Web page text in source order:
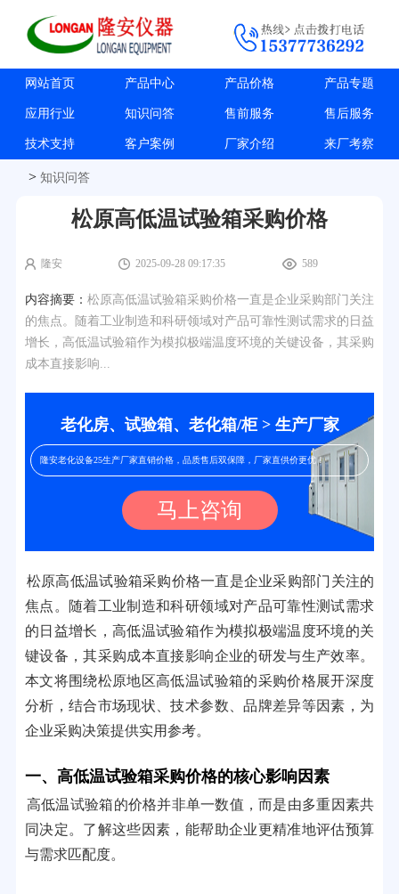
网站首页 产品中心 产品价格 产品专题
应用行业 知识问答 售前服务 售后服务
技术支持 客户案例 厂家介绍 来厂考察
> 知识问答
松原高低温试验箱采购价格
隆安 2025-09-28 09:17:35 589
内容摘要： 松原高低温试验箱采购价格一直是企业采购部门关注
的焦点。随着工业制造和科研领域对产品可靠性测试需求的日益
增长，高低温试验箱作为模拟极端温度环境的关键设备，其采购
成本直接影响...
老化房、试验箱、老化箱/柜 > 生产厂家
隆安老化设备25生产厂家直销价格，品质售后双保障，厂家直供价更优！
马上咨询
松原高低温试验箱采购价格一直是企业采购部门关注的
焦点。随着工业制造和科研领域对产品可靠性测试需求
的日益增长，高低温试验箱作为模拟极端温度环境的关
键设备，其采购成本直接影响企业的研发与生产效率。
本文将围绕松原地区高低温试验箱的采购价格展开深度
分析，结合市场现状、技术参数、品牌差异等因素，为
企业采购决策提供实用参考。
一、高低温试验箱采购价格的核心影响因素
高低温试验箱的价格并非单一数值，而是由多重因素共
同决定。了解这些因素，能帮助企业更精准地评估预算
与需求匹配度。